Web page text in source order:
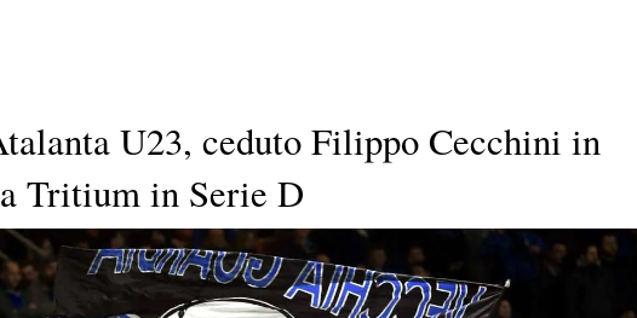
U23, ceduto Filippo Cecchini in
Tritium in Serie D